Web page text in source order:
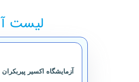
لیست
آزمایشگاه ‏اکسیر پیربکران